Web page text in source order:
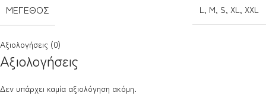
ΜΈΓΕΘΟΣ L , M, S, XL , XXL
Αξιολογήσεις (0)
Αξιολογήσεις
Δεν υπάρχει καμία αξιολόγηση ακόμη.